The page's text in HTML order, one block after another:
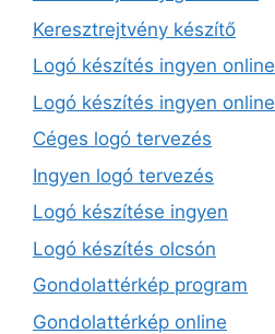
Keresztrejtvény készítő
Logó készítés ingyen online
Logó készítés ingyen online
Céges logó tervezés
Ingyen logó tervezés
Logó készítése ingyen
Logó készítés olcsón
Gondolattérkép program
Gondolattérkép online